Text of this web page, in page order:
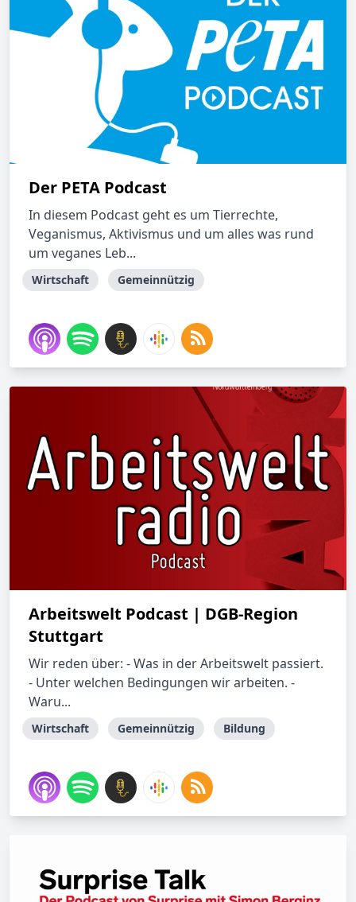
Der PETA Podcast
In diesem Podcast geht es um Tierrechte,
Veganismus, Aktivismus und um alles was rund
um veganes Leb...
Wirtschaft Gemeinnützig
Arbeitswelt Podcast | DGB-Region
Stuttgart
Wir reden über: - Was in der Arbeitswelt passiert.
- Unter welchen Bedingungen wir arbeiten. -
Waru...
Wirtschaft Gemeinnützig Bildung